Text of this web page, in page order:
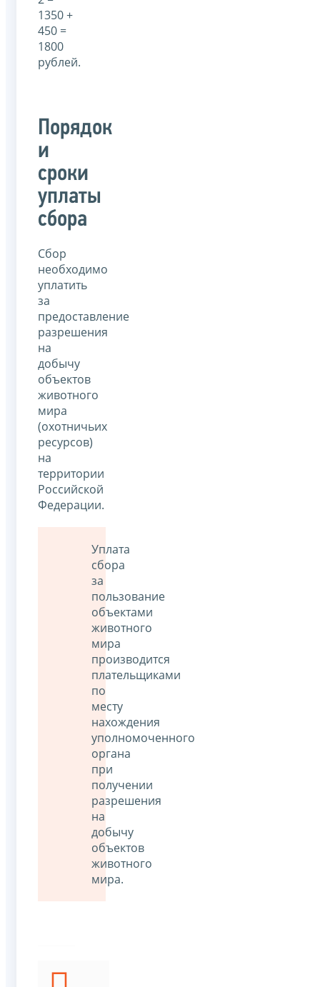
1350 +
450 =
1800
рублей.
Порядок
и
сроки
уплаты
сбора
Сбор
необходимо
уплатить
за
предоставление
разрешения
на
добычу
объектов
животного
мира
(охотничьих
ресурсов)
на
территории
Российской
Федерации.
Уплата
сбора
за
пользование
объектами
животного
мира
производится
плательщиками
по
месту
нахождения
уполномоченного
органа
при
получении
разрешения
на
добычу
объектов
животного
мира.